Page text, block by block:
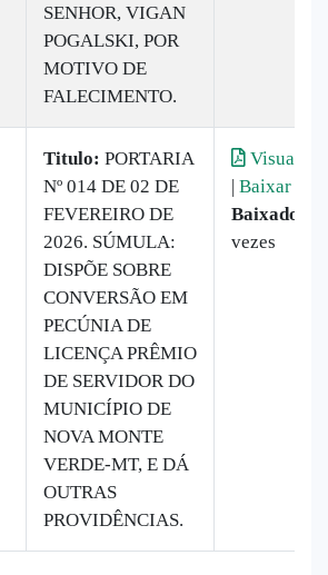
SENHOR, VIGAN
POGALSKI, POR
MOTIVO DE
FALECIMENTO.
Titulo: PORTARIA
Nº 014 DE 02 DE
FEVEREIRO DE
2026. SÚMULA:
DISPÕE SOBRE
CONVERSÃO EM
PECÚNIA DE
LICENÇA PRÊMIO
DE SERVIDOR DO
MUNICÍPIO DE
NOVA MONTE
VERDE-MT, E DÁ
OUTRAS
PROVIDÊNCIAS.
| Baixar
Baixado:
vezes